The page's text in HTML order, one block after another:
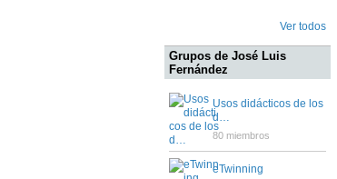
Ver todos
Grupos de José Luis
Fernández
Usos didácticos de los
d…
80 miembros
eTwinning